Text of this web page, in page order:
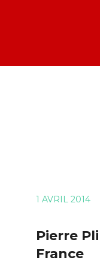
1 AVRIL 2014
Pierre
France